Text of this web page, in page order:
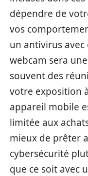
dépendre de
vos
un antivirus
webcam sera
souvent des
votre exposition
appareil mobile
limitée aux
mieux de prêter
cybersécurité
que ce soit avec